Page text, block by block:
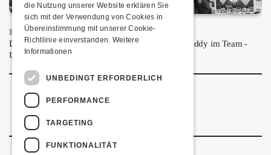
HEY HO!
Das Kofmehl Büro freut sich über einen neuen Buddy im Team -
Unsere Praktikantin Suany stellt sich vor!
die Nutzung unserer Website erklären Sie
sich mit der Verwendung von Cookies in
Übereinstimmung mit unserer Cookie-
Richtlinie einverstanden. Weitere
Informationen
UNBEDINGT ERFORDERLICH
PERFORMANCE
TARGETING
FUNKTIONALITÄT